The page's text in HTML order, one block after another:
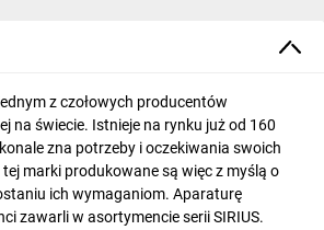
z czołowych producentów
na świecie. Istnieje na rynku już od 160
zna potrzeby i oczekiwania swoich
marki produkowane są więc z myślą o
ich wymaganiom. Aparaturę
zawarli w asortymencie serii SIRIUS.